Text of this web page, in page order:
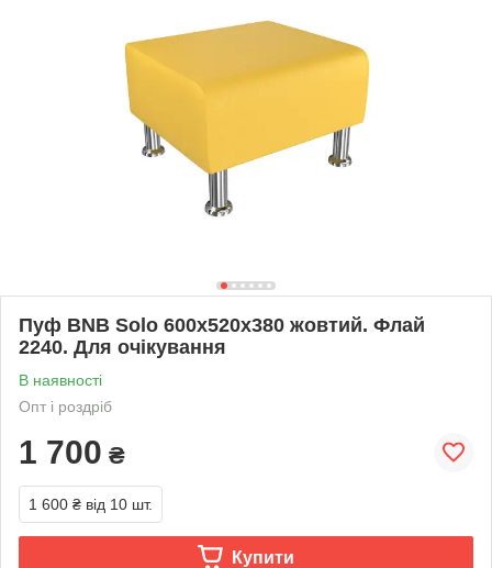
Пуф BNB Solo 600x520x380 жовтий. Флай
2240. Для очікування
В наявності
Опт і роздріб
1 700 ₴
1 600 ₴ від 10 шт.
Купити